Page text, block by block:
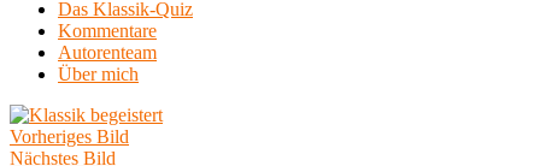
Das Klassik-Quiz
Kommentare
Autorenteam
Über mich
Vorheriges Bild
Nächstes Bild